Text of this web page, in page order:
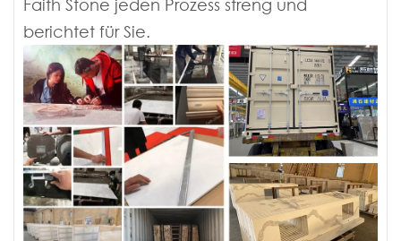
Faith Stone jeden Prozess streng und
berichtet für Sie.